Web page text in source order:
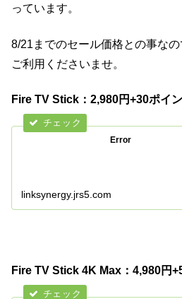
っています。
8/21までのセール価格との事な
ご利用くださいませ。
Fire TV Stick：2,980円+30ポイン
Error
linksynergy.jrs5.com
Fire TV Stick 4K Max：4,980円